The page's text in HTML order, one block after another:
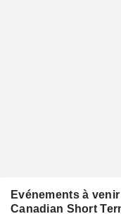
Evénements à
Canadian Short